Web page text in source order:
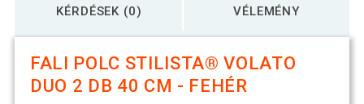
KÉRDÉSEK (0) VÉLEMÉNY
FALI POLC STILISTA® VOLATO
DUO 2 DB 40 CM - FEHÉR